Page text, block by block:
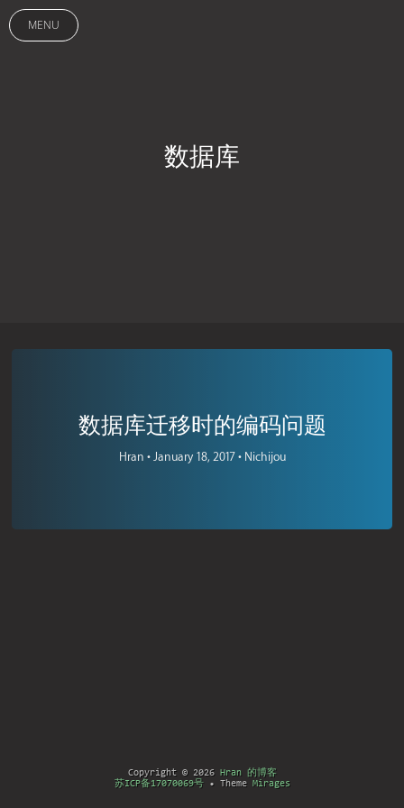
MENU
数据库
数据库迁移时的编码问题
Hran • January 18, 2017 • Nichijou
Copyright © 2026
Hran 的博客
苏ICP备17070069号• Theme Mirages